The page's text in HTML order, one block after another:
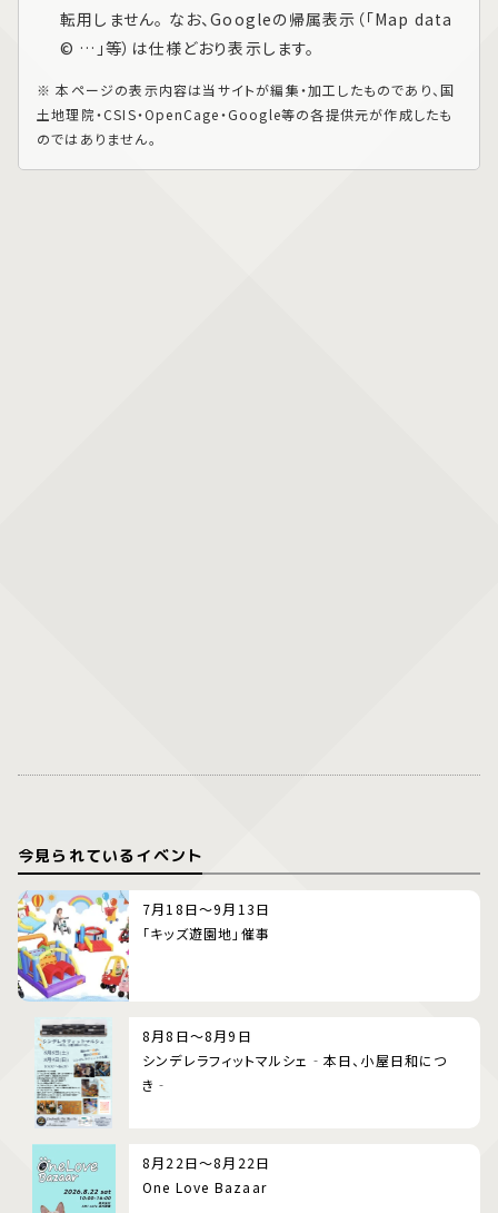
今見られているイベント
7月18日～9月13日
「キッズ遊園地」催事
8月8日～8月9日
シンデレラフィットマルシェ‐本日、小屋日和につ
き‐
8月22日～8月22日
One Love Bazaar
転用しません。 なお、Googleの帰属表示（「Map data
© …」等）は仕様どおり表示します。
※ 本ページの表示内容は当サイトが編集・加工したものであり、国
土地理院・CSIS・OpenCage・Google等の各提供元が作成したも
のではありません。